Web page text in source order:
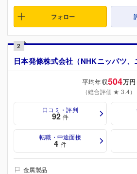
フォロー
2
日本発條株式会社（NHKニッパツ、
平均年収504万円
（総合評価 ★ 3.4）
口コミ・評判
92 件
転職・中途面接
4 件
金属製品